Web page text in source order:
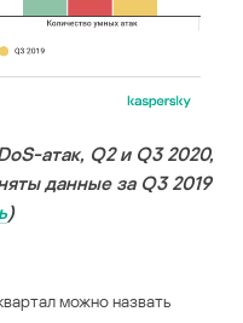
атак, Q2 и Q3 2020,
данные за Q3 2019
)
можно назвать